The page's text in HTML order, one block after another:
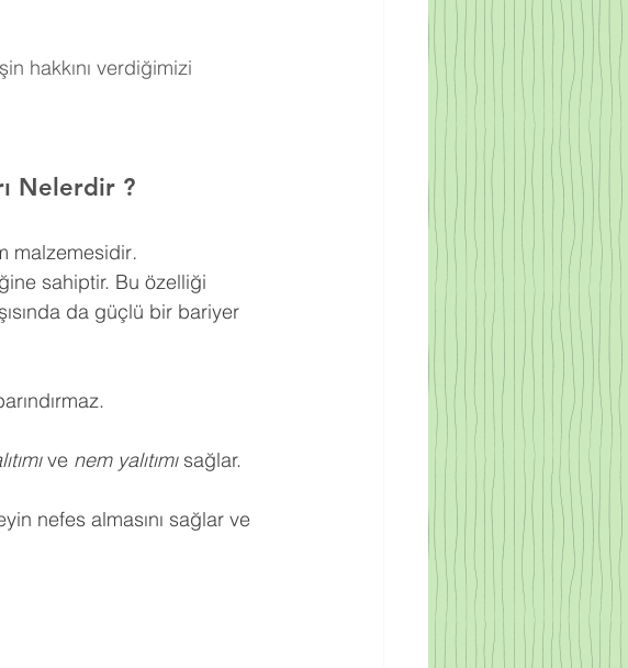
hakkını verdiğimizi
Nelerdir ?
malzemesidir.
sahiptir. Bu özelliği
da güçlü bir bariyer
ve nem yalıtımı sağlar.
nefes almasını sağlar ve